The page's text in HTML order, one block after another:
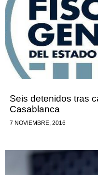
Seis detenidos tras
Casablanca
7 NOVIEMBRE, 2016